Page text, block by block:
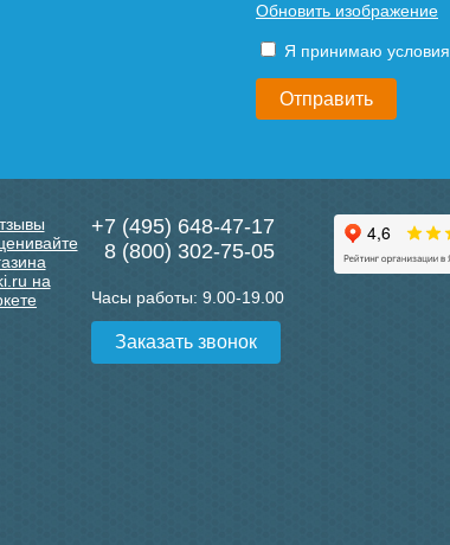
Обновить изображение
Я принимаю условия
+7 (495) 648-47-17
8 (800) 302-75-05
Часы работы: 9.00-19.00
Заказать звонок